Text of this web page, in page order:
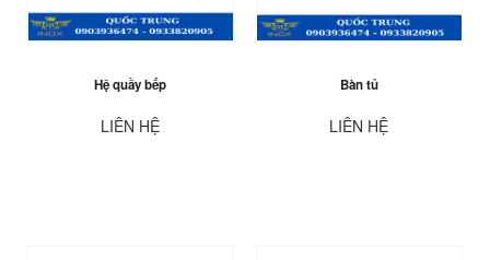
Hệ quầy bếp
LIÊN HỆ
Bàn tủ
LIÊN HỆ